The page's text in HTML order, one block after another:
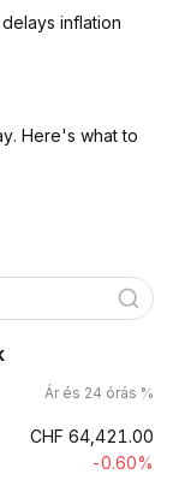
inflation
Here's what to
Ár és 24 órás %
CHF 64,421.00
-0.60%